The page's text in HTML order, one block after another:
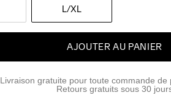
L/XL
AJOUTER AU PANIER
Livraison gratuite pour toute commande de
Retours gratuits sous 30